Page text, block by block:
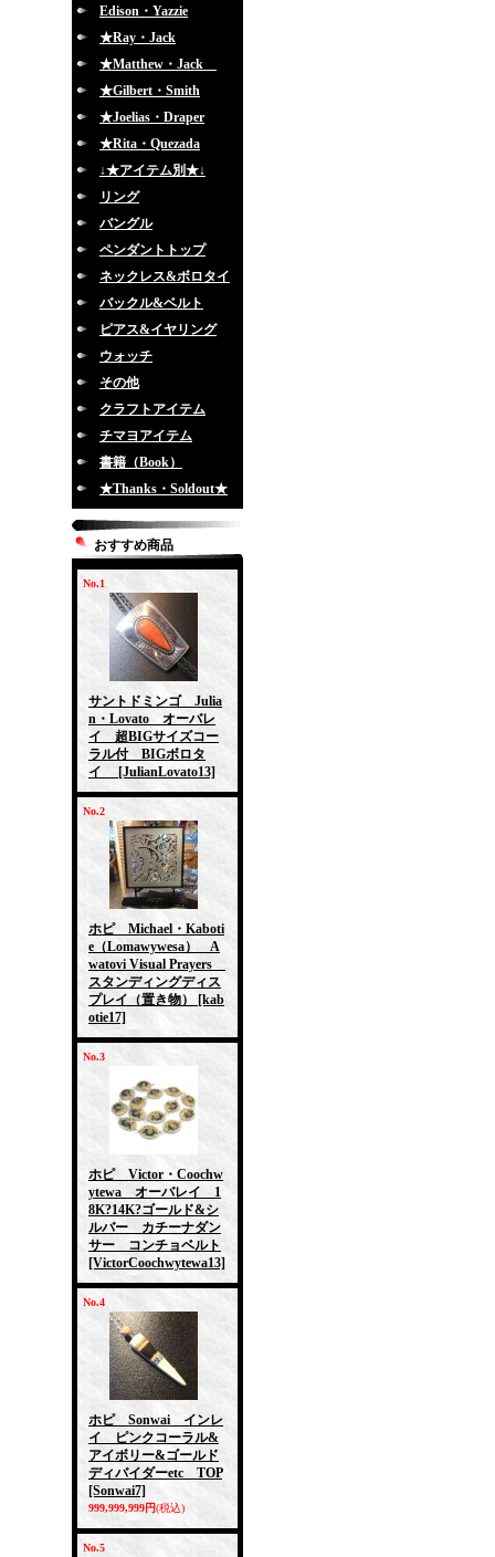
Edison・Yazzie
★Ray・Jack
★Matthew・Jack
★Gilbert・Smith
★Joelias・Draper
★Rita・Quezada
↓★アイテム別★↓
リング
バングル
ペンダントトップ
ネックレス&ボロタイ
バックル&ベルト
ピアス&イヤリング
ウォッチ
その他
クラフトアイテム
チマヨアイテム
書籍（Book）
★Thanks・Soldout★
おすすめ商品
No.1
サントドミンゴ Julia
n・Lovato オーバレ
イ 超BIGサイズコー
ラル付 BIGボロタ
イ
[JulianLovato13]
No.2
ホピ Michael・Kaboti
e（Lomawywesa） A
watovi Visual Prayers
スタンディングディス
プレイ（置き物）
[kab
otie17]
No.3
ホピ Victor・Coochw
ytewa オーバレイ 1
8K?14K?ゴールド&シ
ルバー カチーナダン
サー コンチョベルト
[VictorCoochwytewa13]
No.4
ホピ Sonwai インレ
イ ピンクコーラル&
アイボリー&ゴールド
ディバイダーetc TOP
[Sonwai7]
999,999,999円(税込)
No.5